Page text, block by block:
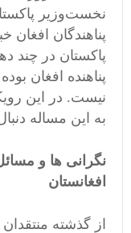
نخست‌وزیر
پناهندگان افغان
پناهنده افغان
نیست. در این
به این مساله
نگرانی ها و
افغانستان
از گذشته